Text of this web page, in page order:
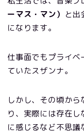
ーマス・マン） と出
になります。
仕事面でもプライ
ていたスザンナ。
しかし、その頃か
り、実際には存在
に感じるなど不思議